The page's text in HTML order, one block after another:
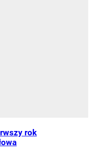
rok